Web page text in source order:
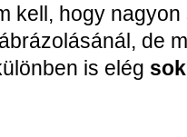
kell, hogy
de
is elég